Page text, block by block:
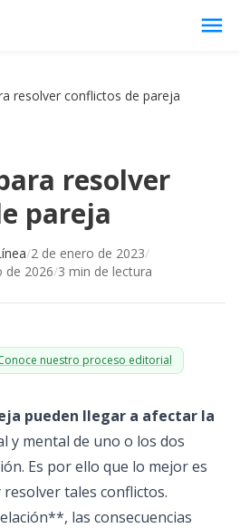
menu
resolver conflictos de pareja
resolver
pareja
/2 de enero de 2023/
de 2026/3 min de lectura
nuestro proceso editorial
pueden llegar a afectar la
y mental de uno o los dos
Es por ello que lo mejor es
tales conflictos.
las consecuencias